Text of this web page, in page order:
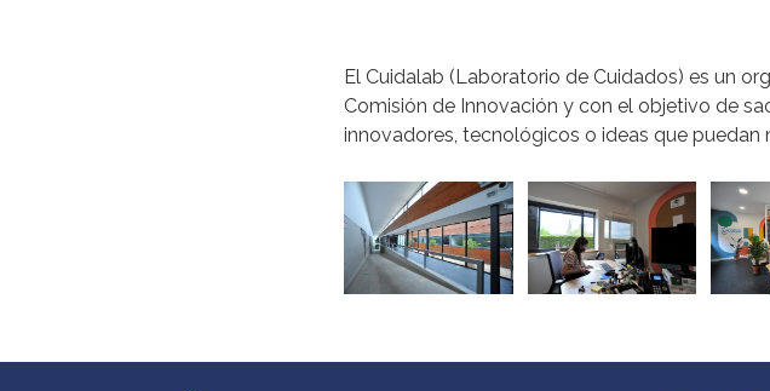
El Cuidalab (Laboratorio de Cuidados) es un
Comisión de Innovación y con el objetivo de
innovadores, tecnológicos o ideas que